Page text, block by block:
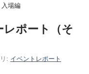
場編
ポート（そ
: イベントレポート